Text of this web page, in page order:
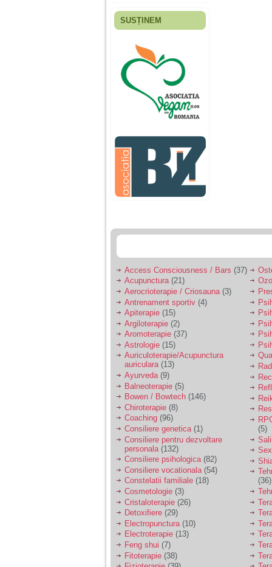
Fiica mea s-a nascut
ani, privind in urma
realizez cat de multe
greseli am facut in
educatia si cresterea
ei, am fost o mama
egoista, preocupata
de implinirea
profesionala, cand ea
era mica am neglijat-
agresiva, orice
greseala era taxata cu
o palma sau pedepse.
De 4 ani am o relatie
serioasa cu un barbat
sa se manifeste o
Ma aflu aici pentru ca
vreau sa stiu daca am
nevoie de un psiholog
sau psihiatru.
Sunt casatorita, am
31 de ani si un copil in
varsta de 2 ani care
mi-e lumina ochilor.
De ceva timp simt ca
mi s-a adunat
oboseala, o oboseala
cronica de care nu pot
scapa si simt ca din
cauza ei nu pot
controla nervii si
cateodata are copilul
de suferit.
Am o bariera peste
care nu pot trece:
prietena mea a ramas
insarcinata cu o fata.
Am fost de comun
acord sa facem un
copil, cu gandul ca e
baiat.
SUSȚINEM
Access Consciousness / Bars (37)
Acupunctura(21)
Aerocrioterapie / Criosauna (3)
Antrenament sportiv (4)
Apiterapie (15)
Argiloterapie (2)
Aromoterapie (37)
Astrologie (15)
Auriculoterapie/Acupunctura
auriculara(13)
Ayurveda(9)
Balneoterapie (5)
Bowen / Bowtech (146)
Chiroterapie (8)
Coaching (96)
Consiliere genetica(1)
Consiliere pentru dezvoltare
personala (132)
Consiliere psihologica(82)
Consiliere vocationala (54)
Constelatii familiale (18)
Cosmetologie (3)
Cristaloterapie (26)
Detoxifiere (29)
Electropunctura (10)
Electroterapie (13)
Feng shui (7)
Fitoterapie (38)
(5)
(36)